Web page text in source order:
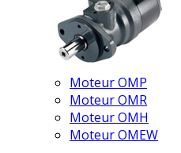
Moteur OMP
Moteur OMR
Moteur OMH
Moteur OMEW